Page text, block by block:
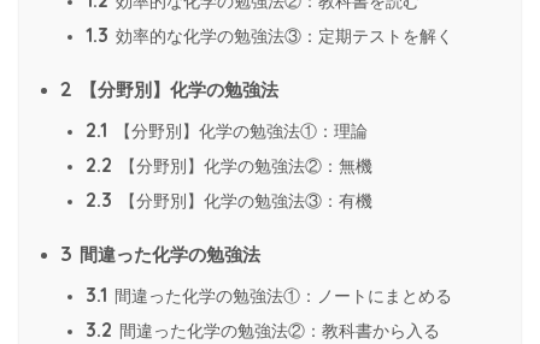
1.3 効率的な化学の勉強法③：定期テストを解く
2 【分野別】化学の勉強法
2.1 【分野別】化学の勉強法①：理論
2.2 【分野別】化学の勉強法②：無機
2.3 【分野別】化学の勉強法③：有機
3 間違った化学の勉強法
3.1 間違った化学の勉強法①：ノートにまとめる
3.2 間違った化学の勉強法②：教科書から入る